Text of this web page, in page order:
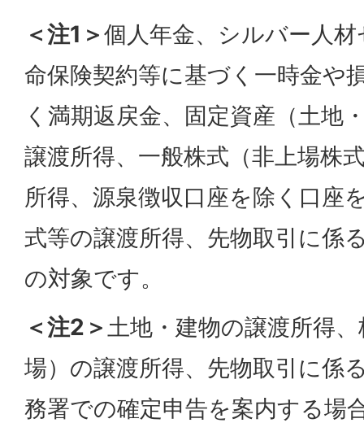
＜注1＞個人年金、シルバー人
命保険契約等に基づく一時金や
く満期返戻金、固定資産（土地
譲渡所得、一般株式（非上場株
所得、源泉徴収口座を除く口座
式等の譲渡所得、先物取引に係
の対象です。
＜注2＞土地・建物の譲渡所得
場）の譲渡所得、先物取引に係
務署での確定申告を案内する場